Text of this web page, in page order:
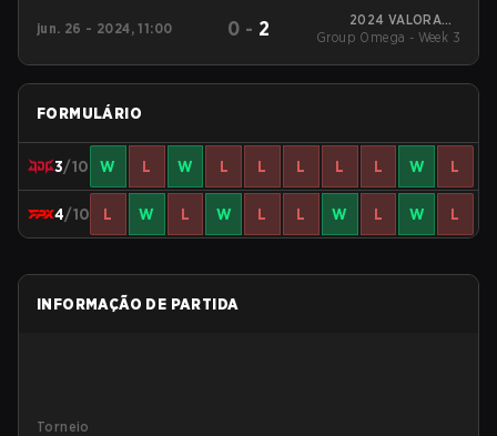
jun. 26 - 2024, 11:00 0 - 2
2024 VALORANT
Champions Tour:China
Group Omega - Week 3
FORMULÁRIO
3/10 W L W L L L L L W L
4/10 L W L W L L W L W L
INFORMAÇÃO DE PARTIDA
Torneio